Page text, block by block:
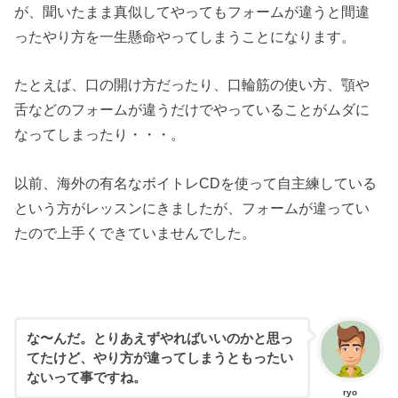
が、聞いたまま真似してやってもフォームが違うと間違
ったやり方を一生懸命やってしまうことになります。
たとえば、口の開け方だったり、口輪筋の使い方、顎や
舌などのフォームが違うだけでやっていることがムダに
なってしまったり・・・。
以前、海外の有名なボイトレCDを使って自主練している
という方がレッスンにきましたが、フォームが違ってい
たので上手くできていませんでした。
ryo
な〜んだ。とりあえずやればいいのかと思っ
てたけど、やり方が違ってしまうともったい
ないって事ですね。